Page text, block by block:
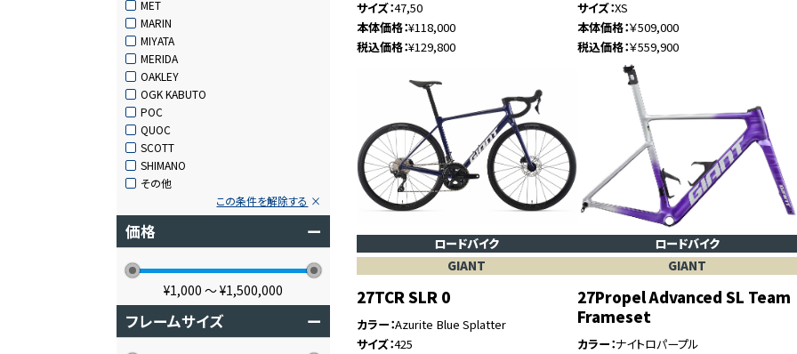
MET
MARIN
MIYATA
MERIDA
OAKLEY
OGK KABUTO
POC
QUOC
SCOTT
SHIMANO
その他
この条件を解除する
価格 ー
¥1,000 〜¥1,500,000
フレームサイズ ー
サイズ 47,50
本体価格 ¥118,000
税込価格 ¥129,800
サイズ XS
本体価格 ￥509,000
税込価格 ￥559,900
ロードバイク
GIANT
27TCR SLR 0
カラー Azurite Blue Splatter
サイズ 425
ロードバイク
GIANT
27Propel Advanced SL Team
Frameset
カラー ナイトロパープル